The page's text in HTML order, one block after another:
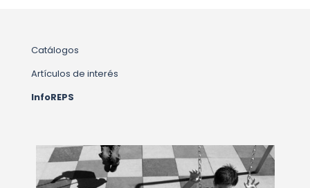
Catálogos
Artículos de interés
InfoREPS